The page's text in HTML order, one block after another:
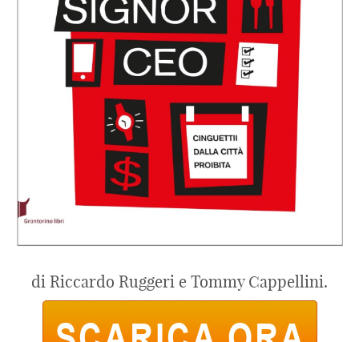
di Riccardo Ruggeri e Tommy Cappellini.